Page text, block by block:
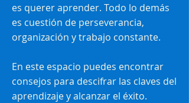
es querer aprender. ⁣Todo lo demás
es cuestión de perseverancia,
organización y trabajo constante. ⁣
En este espacio puedes encontrar
consejos para descifrar las claves del
aprendizaje y alcanzar el éxito.